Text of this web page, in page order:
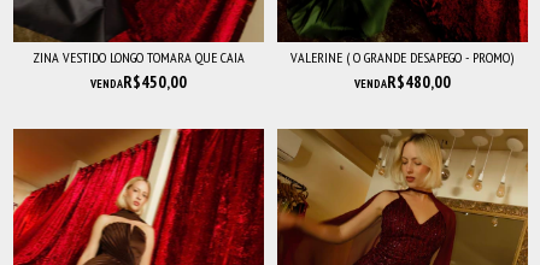
ZINA VESTIDO LONGO TOMARA QUE CAIA
VENDAR$450,00
VALERINE ( O GRANDE DESAPEGO - PROMO)
VENDAR$480,00